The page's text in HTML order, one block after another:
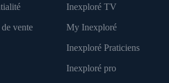
vente
Inexploré TV
My Inexploré
Inexploré Praticiens
Inexploré pro